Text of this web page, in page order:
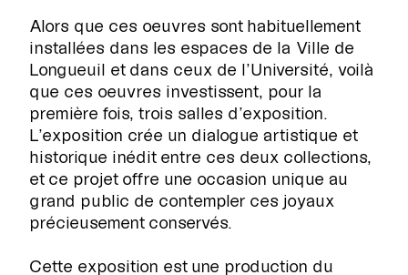
Alors que ces oeuvres sont habituellement
installées dans les espaces de la Ville de
Longueuil et dans ceux de l’Université, voilà
que ces oeuvres investissent, pour la
première fois, trois salles d’exposition.
L’exposition crée un dialogue artistique et
historique inédit entre ces deux collections,
et ce projet offre une occasion unique au
grand public de contempler ces joyaux
précieusement conservés.
Cette exposition est une production du